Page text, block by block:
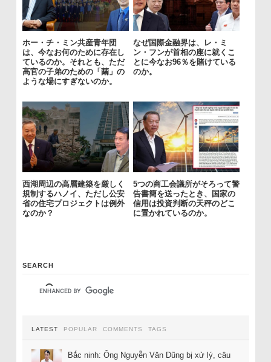
ホー・チ・ミン共産青年団
は、今なお何のために存在し
ているのか。それとも、ただ
高官の子弟のための「繭」の
ような場にすぎないのか。
なぜ国際金融界は、レ・ミ
ン・フンが首相の座に就くこ
とに今なお96％を賭けている
のか。
西湖周辺の高層建築を厳しく
規制するハノイ、ただし公安
省の住宅プロジェクトは例外
なのか？
5つの商工会議所がそろって警
告書簡を送ったとき、国家の
信用は投資判断の天秤のどこ
に置かれているのか。
SEARCH
LATEST POPULAR COMMENTS TAGS
Bắc ninh: Ông Nguyễn Văn Dũng bị xử lý, câu